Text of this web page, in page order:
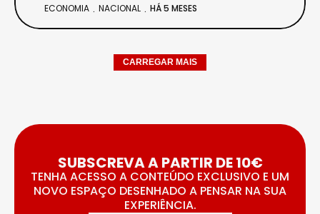
ECONOMIA NACIONAL HÁ 5 MESES
CARREGAR MAIS
SUBSCREVA A PARTIR DE 10€
TENHA ACESSO A CONTEÚDO EXCLUSIVO E UM
NOVO ESPAÇO DESENHADO A PENSAR NA SUA
EXPERIÊNCIA.